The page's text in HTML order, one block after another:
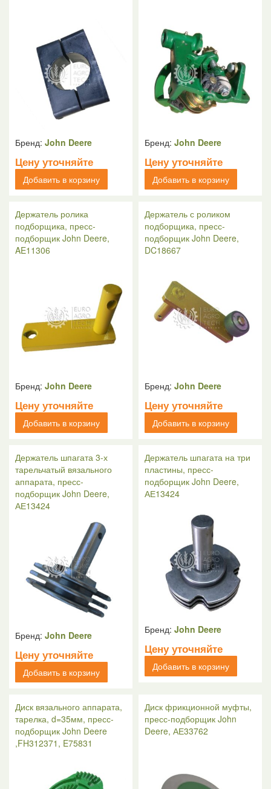
Бренд: John Deere
Цену уточняйте
Добавить в корзину
Бренд: John Deere
Цену уточняйте
Добавить в корзину
Держатель ролика
подборщика, пресс-
подборщик John Deere,
AE11306
Бренд: John Deere
Цену уточняйте
Добавить в корзину
Держатель с роликом
подборщика, пресс-
подборщик John Deere,
DC18667
Бренд: John Deere
Цену уточняйте
Добавить в корзину
Держатель шпагата 3-х
тарельчатый вязального
аппарата, пресс-
подборщик John Deere,
АЕ13424
Бренд: John Deere
Цену уточняйте
Добавить в корзину
Держатель шпагата на три
пластины, пресс-
подборщик John Deere,
АЕ13424
Бренд: John Deere
Цену уточняйте
Добавить в корзину
Диск вязального аппарата,
тарелка, d=35мм, пресс-
подборщик John Deere
,FH312371, E75831
Диск фрикционной муфты,
пресс-подборщик John
Deere, АЕ33762